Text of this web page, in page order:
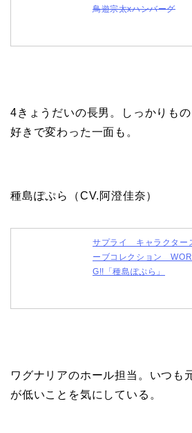
鳥遊宗太xハンバーグ
4きょうだいの長男。しっかりも
好きで変わった一面も。
種島ぽぷら（CV.阿澄佳奈）
サプライ キャラクター
ーブコレクション
G!!「種島ぽぷら」
ワグナリアのホール担当。いつも
が低いことを気にしている。